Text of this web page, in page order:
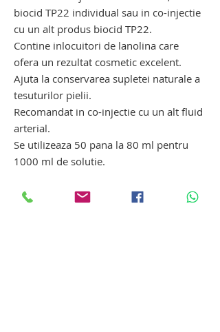
biocid TP22 individual sau in co-injectie
cu un alt produs biocid TP22.
Contine inlocuitori de lanolina care
ofera un rezultat cosmetic excelent.
Ajuta la conservarea supletei naturale a
tesuturilor pielii.
Recomandat in co-injectie cu un alt fluid
arterial.
Se utilizeaza 50 pana la 80 ml pentru
1000 ml de solutie.
Medeqtech by Hygeco